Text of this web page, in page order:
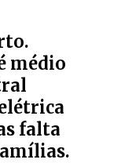
médio
falta